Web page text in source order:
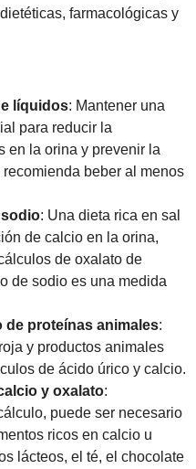
farmacológicas y
líquidos: Mantener una
para reducir la
en la orina y prevenir la
beber al menos
: Una dieta rica en sal
de calcio en la orina,
de oxalato de
de sodio es una medida
de proteínas animales:
y productos animales
de ácido úrico y calcio.
y oxalato:
puede ser necesario
ricos en calcio u
lácteos, el té, el chocolate